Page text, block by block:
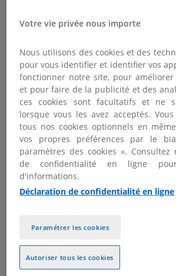
Liste
1
24.97
km
KPMG AVOCATS -
DÉFENSE
20 avenue André Prothin
92400 Courbevoie
01 55 68 50 00
Fermé aujourd'hui
Nous
2
24.98
km
KPMG PARIS LA
COURBEVOIE
Fermé aujourd'hui
Votre vie privée nous importe
Nous utilisons des cookies et des
pour vous identifier et identifier vos
fonctionner notre site, pour améliorer
et pour faire de la publicité et des
ces cookies sont facultatifs et ne
lorsque vous les avez acceptés.
tous nos cookies optionnels en
vos propres préférences par le
paramètres des cookies ». Consultez
de confidentialité en ligne
d'informations.
Déclaration de confidentialité en ligne
Autoriser tous les cookies
Paramétrer les cookies